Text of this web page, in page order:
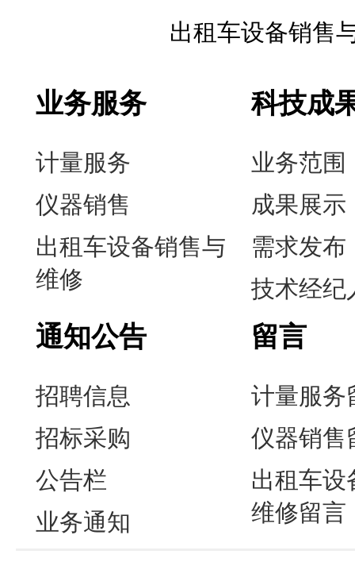
出租车设备销售
业务服务
计量服务
仪器销售
出租车设备销售与
维修
科技成
业务范围
成果展示
需求发布
技术经纪
通知公告
招聘信息
招标采购
公告栏
业务通知
留言
计量服务
仪器销售
出租车设
维修留言